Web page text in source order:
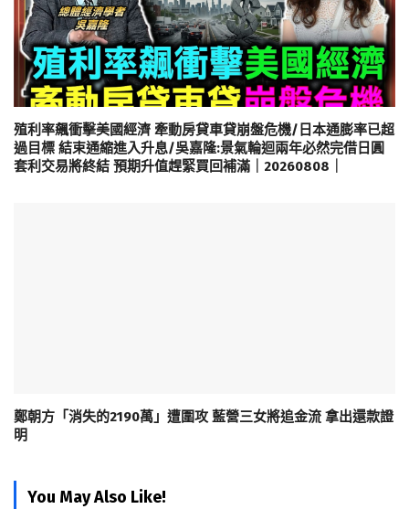
殖利率飆衝擊美國經濟 牽動房貸車貸崩盤危機/日本通膨率已超
過目標 結束通縮進入升息/吳嘉隆:景氣輪迴兩年必然完借日圓
套利交易將終結 預期升值趕緊買回補滿｜20260808｜
鄭朝方「消失的2190萬」遭圍攻 藍營三女將追金流 拿出還款證
明
You May Also Like!